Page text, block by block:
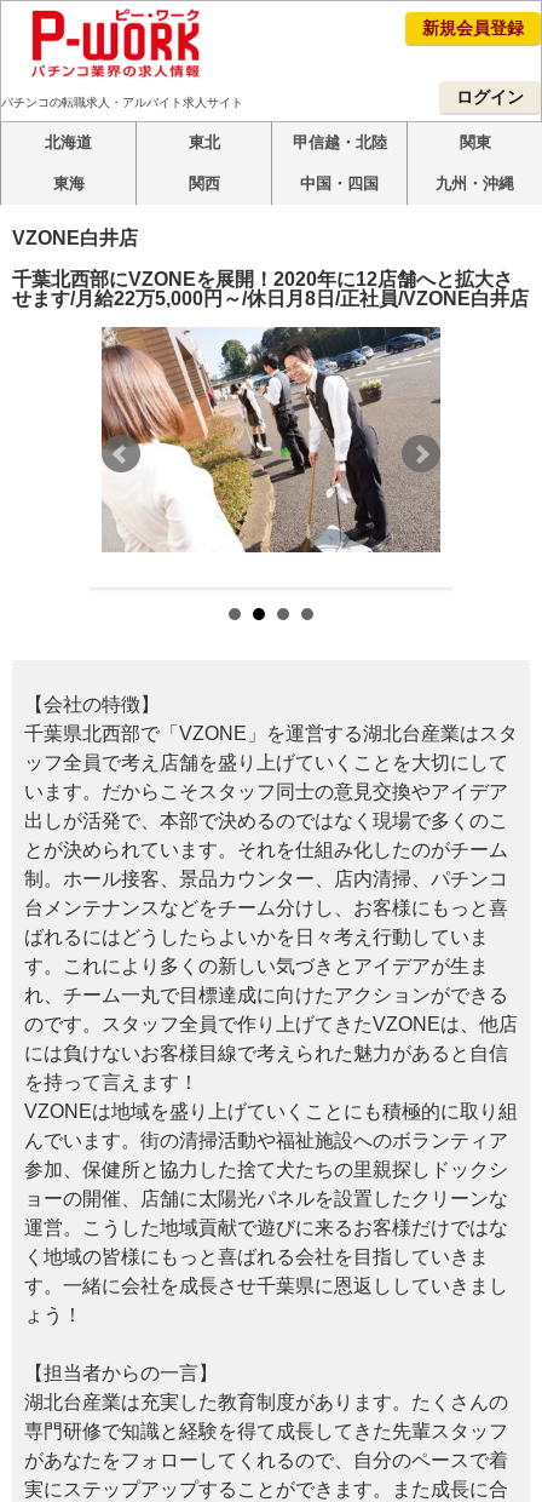
新規会員登録
ログイン
パチンコの転職求人・アルバイト求人サイト
北海道 東北 甲信越・北陸 関東
東海 関西 中国・四国 九州・沖縄
VZONE白井店
千葉北西部にVZONEを展開！2020年に12店舗へと拡大さ
せます/月給22万5,000円～/休日月8日/正社員/VZONE白井店
【会社の特徴】
千葉県北西部で「VZONE」を運営する湖北台産業はスタ
ッフ全員で考え店舗を盛り上げていくことを大切にして
います。だからこそスタッフ同士の意見交換やアイデア
出しが活発で、本部で決めるのではなく現場で多くのこ
とが決められています。それを仕組み化したのがチーム
制。ホール接客、景品カウンター、店内清掃、パチンコ
台メンテナンスなどをチーム分けし、お客様にもっと喜
ばれるにはどうしたらよいかを日々考え行動していま
す。これにより多くの新しい気づきとアイデアが生ま
れ、チーム一丸で目標達成に向けたアクションができる
のです。スタッフ全員で作り上げてきたVZONEは、他店
には負けないお客様目線で考えられた魅力があると自信
を持って言えます！
VZONEは地域を盛り上げていくことにも積極的に取り組
んでいます。街の清掃活動や福祉施設へのボランティア
参加、保健所と協力した捨て犬たちの里親探しドックシ
ョーの開催、店舗に太陽光パネルを設置したクリーンな
運営。こうした地域貢献で遊びに来るお客様だけではな
く地域の皆様にもっと喜ばれる会社を目指していきま
す。一緒に会社を成長させ千葉県に恩返ししていきまし
ょう！
【担当者からの一言】
湖北台産業は充実した教育制度があります。たくさんの
専門研修で知識と経験を得て成長してきた先輩スタッフ
があなたをフォローしてくれるので、自分のペースで着
実にステップアップすることができます。また成長に合